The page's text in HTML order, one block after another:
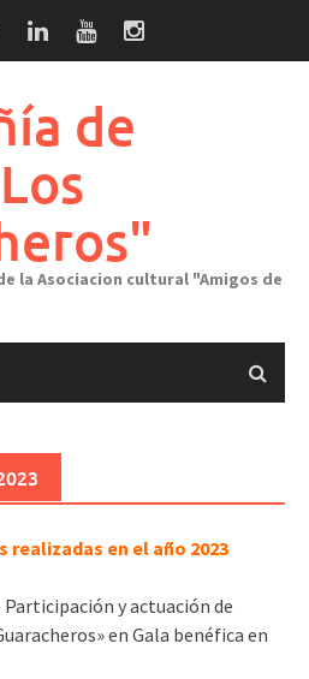
de
la Asociacion cultural "Amigos de
en el año 2023
Participación y actuación de
en Gala benéfica en